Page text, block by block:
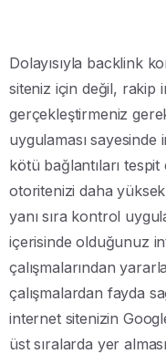
Dolayısıyla backlink
siteniz için değil, rakip
gerçekleştirmeniz
uygulaması
kötü bağlantıları
otoritenizi daha
yanı sıra kontrol
içerisinde olduğunuz
çalışmalarından
çalışmalardan fayda
internet sitenizin
üst sıralarda yer